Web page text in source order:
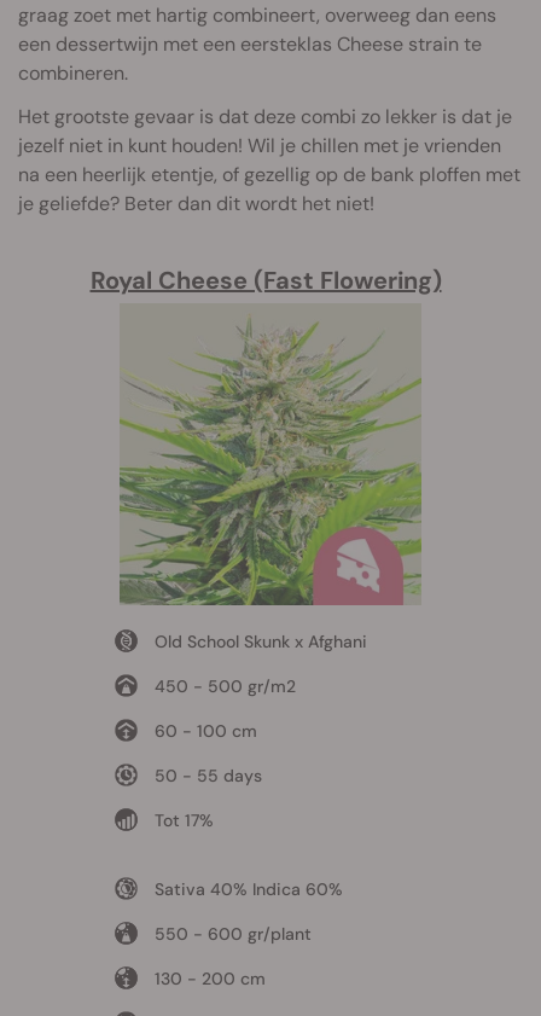
graag zoet met hartig combineert, overweeg dan eens
een dessertwijn met een eersteklas Cheese strain te
combineren.
Het grootste gevaar is dat deze combi zo lekker is dat je
jezelf niet in kunt houden! Wil je chillen met je vrienden
na een heerlijk etentje, of gezellig op de bank ploffen met
je geliefde? Beter dan dit wordt het niet!
Royal Cheese (Fast Flowering)
Old School Skunk x Afghani
450 - 500 gr/m2
60 - 100 cm
50 - 55 days
Tot 17%
Sativa 40% Indica 60%
550 - 600 gr/plant
130 - 200 cm